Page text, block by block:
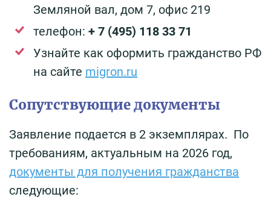
Земляной вал, дом 7, офис 219
телефон: + 7 (495) 118 33 71
Узнайте как оформить гражданство РФ
на сайте migron.ru
Сопутствующие документы
Заявление подается в 2 экземплярах. По
требованиям, актуальным на 2026 год,
документы для получения гражданства
следующие: